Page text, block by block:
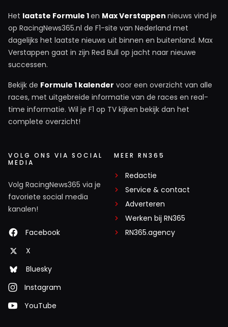
Het laatste Formule 1en Max Verstappen nieuws vind je
op RacingNews365.nl de F1-site van Nederland met
dagelijks het laatste nieuws uit binnen en buitenland. Max
Verstappen gaat in zijn Red Bull op jacht naar nieuwe
successen.
Bekijk de Formule 1 kalender voor een overzicht van alle
races, met uitgebreide informatie van de races en real-
time informatie. Wil je F1 op TV kijken bekijk dan het
complete overzicht!
VOLG ONS VIA SOCIAL
MEDIA
Volg RacingNews365 via je
favoriete social media
kanalen!
Facebook
X
Bluesky
Instagram
YouTube
MEER RN365
Redactie
Service & contact
Adverteren
Werken bij RN365
RN365.agency